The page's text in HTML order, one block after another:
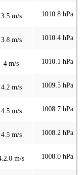
3.5 m/s 1010.8 hPa
3.8 m/s 1010.4 hPa
4 m/s 1010.1 hPa
4.2 m/s 1009.5 hPa
4.5 m/s 1008.7 hPa
4.5 m/s 1008.2 hPa
m/s 1008.0 hPa